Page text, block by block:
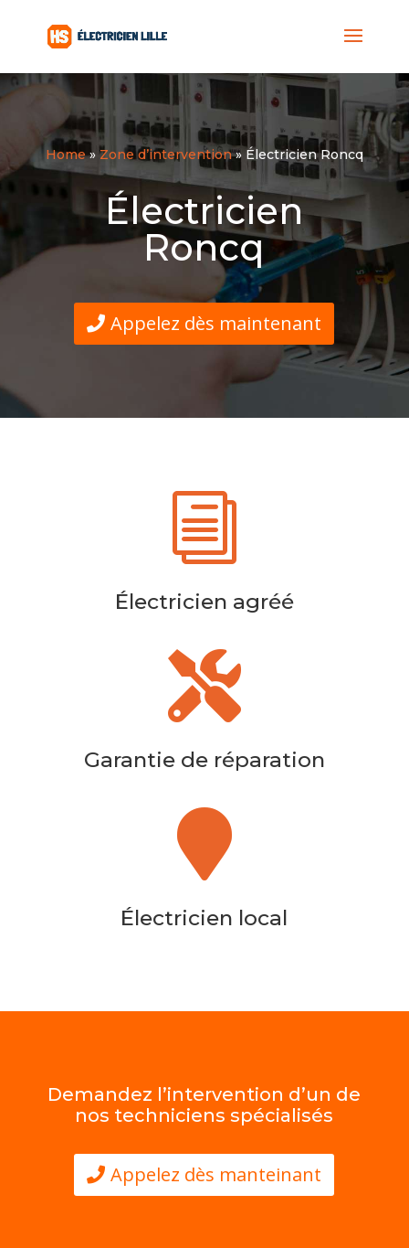
Home» Zone d’intervention» Électricien Roncq
Électricien
Roncq
Appelez dès maintenant
i
Électricien agréé

Garantie de réparation

Électricien local
Demandez l’intervention d’un de
nos techniciens spécialisés
Appelez dès manteinant